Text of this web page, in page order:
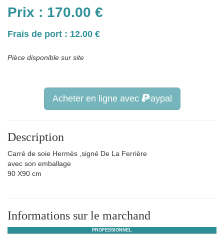
Prix : 170.00 €
Frais de port : 12.00 €
Pièce disponible sur site
Acheter en ligne avec aypal
Description
Carré de soie Hermès ,signé De La Ferrière
avec son emballage
90 X90 cm
Informations sur le marchand
PROFESSIONNEL